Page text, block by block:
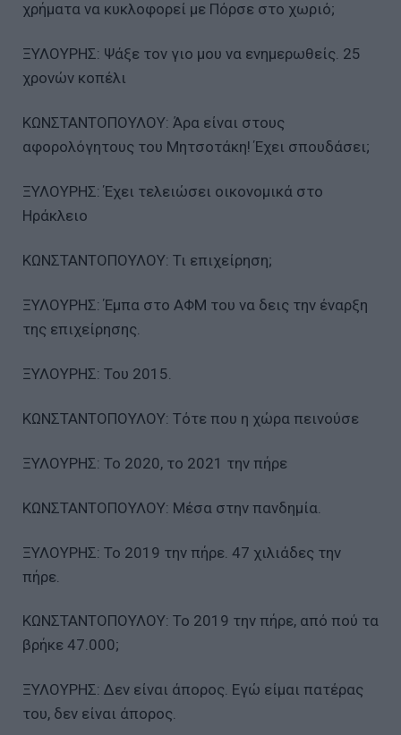
χρήματα να κυκλοφορεί με Πόρσε στο χωριό;
ΞΥΛΟΥΡΗΣ: Ψάξε τον γιο μου να ενημερωθείς. 25
χρονών κοπέλι
ΚΩΝΣΤΑΝΤΟΠΟΥΛΟΥ: Άρα είναι στους
αφορολόγητους του Μητσοτάκη! Έχει σπουδάσει;
ΞΥΛΟΥΡΗΣ: Έχει τελειώσει οικονομικά στο
Ηράκλειο
ΚΩΝΣΤΑΝΤΟΠΟΥΛΟΥ: Τι επιχείρηση;
ΞΥΛΟΥΡΗΣ: Έμπα στο ΑΦΜ του να δεις την έναρξη
της επιχείρησης.
ΞΥΛΟΥΡΗΣ: Του 2015.
ΚΩΝΣΤΑΝΤΟΠΟΥΛΟΥ: Τότε που η χώρα πεινούσε
ΞΥΛΟΥΡΗΣ: Το 2020, το 2021 την πήρε
ΚΩΝΣΤΑΝΤΟΠΟΥΛΟΥ: Μέσα στην πανδημία.
ΞΥΛΟΥΡΗΣ: Το 2019 την πήρε. 47 χιλιάδες την
πήρε.
ΚΩΝΣΤΑΝΤΟΠΟΥΛΟΥ: Το 2019 την πήρε, από πού τα
βρήκε 47.000;
ΞΥΛΟΥΡΗΣ: Δεν είναι άπορος. Εγώ είμαι πατέρας
του, δεν είναι άπορος.